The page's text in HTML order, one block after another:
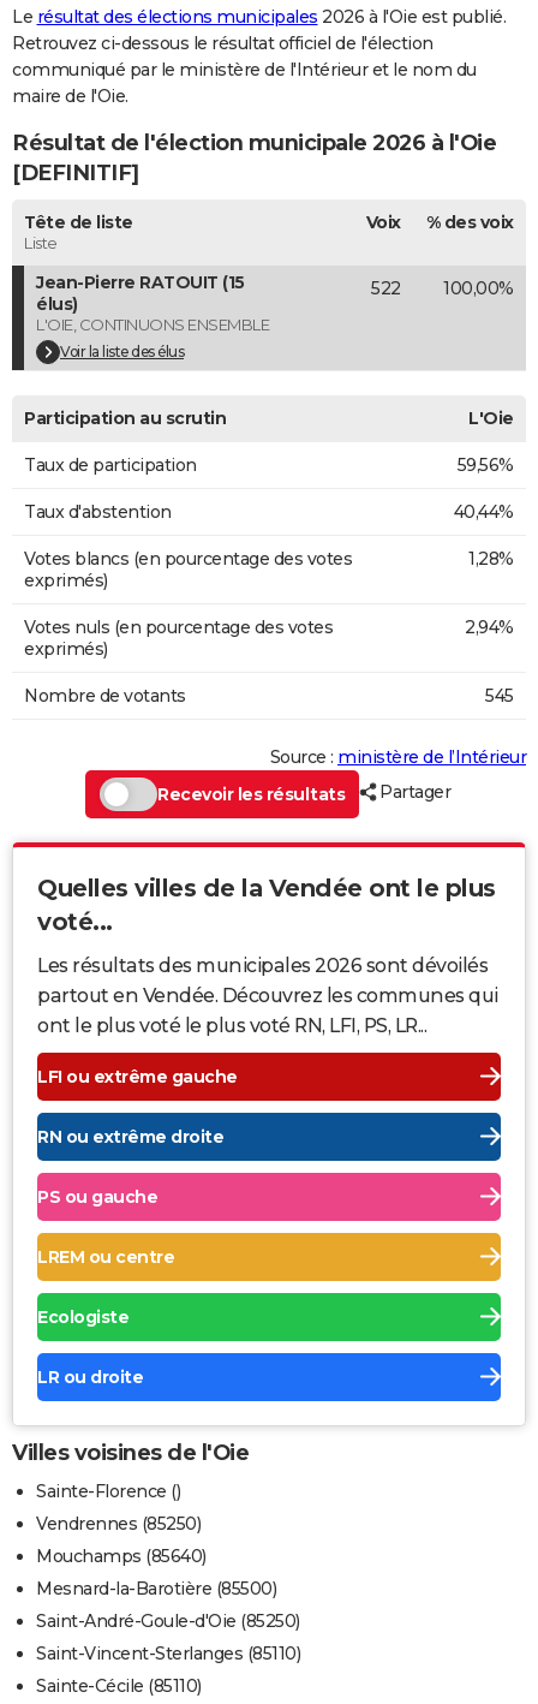
Destinations
City break
Voyage nature
Voyage de noces
Forum
Climat
+PHOTO
GUIDES D'ACHAT
CARTE DE VOEUX
Carte de Noël
Carte Bonne année
Carte Saint-Valentin
Carte Pâques
Carte d'anniversaire
DICTIONNAIRE
Dictionnaire
Biographies
Citations
Expressions
Proverbes
PROGRAMME TV
COPAINS D'AVANT
S'inscrire
Se connecter
Lycées
Collèges
Primaires
Universités
Entreprises
Service militaire
Avis de recherche
AVIS DE DÉCÈS
FORUM
Bricolage
Lifestyle
Culture
Sport
Auto
Television
Voyage
Cinema
Le résultat des élections municipales 2026 à l'Oie est publié.
Retrouvez ci-dessous le résultat officiel de l'élection
communiqué par le ministère de l'Intérieur et le nom du
maire de l'Oie.
Résultat de l'élection municipale 2026 à l'Oie
[DEFINITIF]
Tête de liste
Liste
Voix % des voix
Jean-Pierre RATOUIT (15
élus)
L'OIE, CONTINUONS ENSEMBLE
Voir la liste des élus
522 100,00%
Participation au scrutin L'Oie
Taux de participation 59,56%
Taux d'abstention 40,44%
Votes blancs (en pourcentage des votes
exprimés)
1,28%
Votes nuls (en pourcentage des votes
exprimés)
2,94%
Nombre de votants 545
Source : ministère de l’Intérieur
Recevoir les résultats
Partager
Quelles villes de la Vendée ont le plus
voté...
Les résultats des municipales 2026 sont dévoilés
partout en Vendée. Découvrez les communes qui
ont le plus voté le plus voté RN, LFI, PS, LR...
LFI ou extrême gauche
RN ou extrême droite
PS ou gauche
LREM ou centre
Ecologiste
LR ou droite
Villes voisines de l'Oie
Sainte-Florence ()
Vendrennes (85250)
Mouchamps (85640)
Mesnard-la-Barotière (85500)
Saint-André-Goule-d'Oie (85250)
Saint-Vincent-Sterlanges (85110)
Sainte-Cécile (85110)